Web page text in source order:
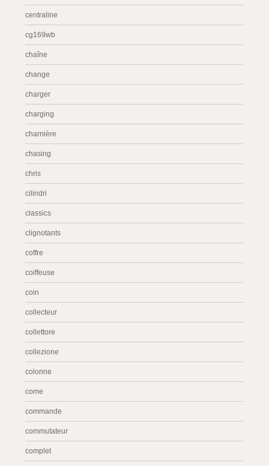
centraline
cg169wb
chaîne
change
charger
charging
charnière
chasing
chris
cilindri
classics
clignotants
coffre
coiffeuse
coin
collecteur
collettore
collezione
colonne
come
commande
commutateur
complet